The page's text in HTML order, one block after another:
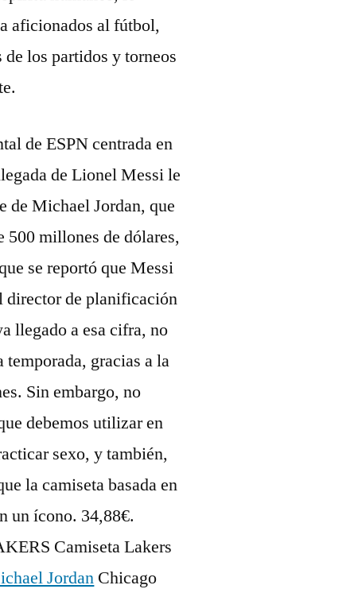
aficionados al fútbol,
los partidos y torneos
de ESPN centrada en
de Lionel Messi le
de Michael Jordan, que
500 millones de dólares,
se reportó que Messi
director de planificación
llegado a esa cifra, no
temporada, gracias a la
Sin embargo, no
debemos utilizar en
sexo, y también,
la camiseta basada en
un ícono. 34,88€.
Camiseta Lakers
Jordan Chicago